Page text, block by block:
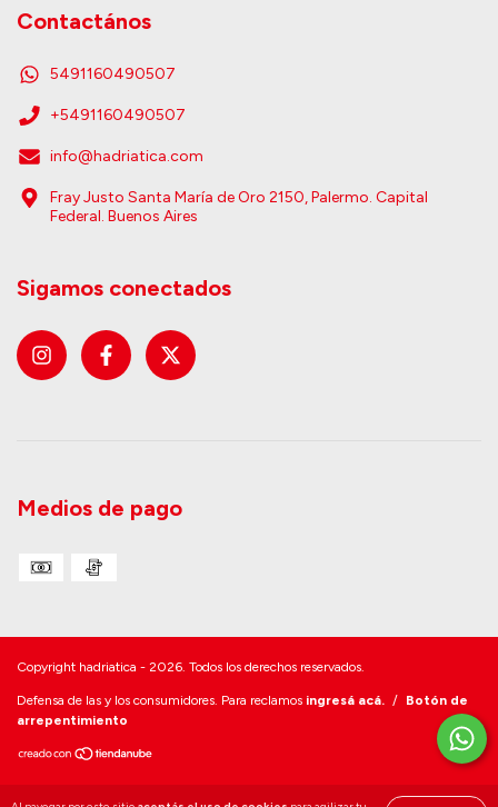
Contactános
5491160490507
+5491160490507
info@hadriatica.com
Fray Justo Santa María de Oro 2150, Palermo. Capital
Federal. Buenos Aires
Sigamos conectados
Medios de pago
Copyright hadriatica - 2026. Todos los derechos reservados.
Defensa de las y los consumidores. Para reclamos ingresá acá. / Botón de
arrepentimiento